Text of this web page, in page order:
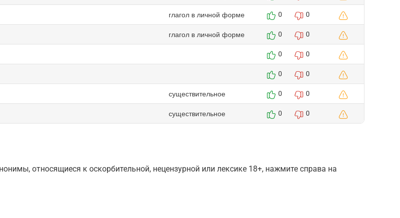
глагол в личной форме 0 0
глагол в личной форме 0 0
0 0
0 0
существительное 0 0
существительное 0 0
относящиеся к оскорбительной, нецензурной или лексике 18+, нажмите справа на